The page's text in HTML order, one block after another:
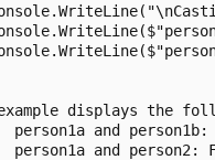
displays the
and person1b:
and person2: